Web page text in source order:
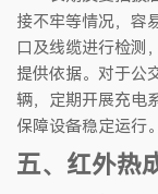
接不牢等情况，容
口及线缆进行检测
提供依据。对于公
辆，定期开展充电
保障设备稳定运行。
五、红外热